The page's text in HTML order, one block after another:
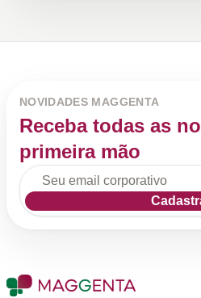
NOVIDADES MAGGENTA
Receba todas as
primeira mão